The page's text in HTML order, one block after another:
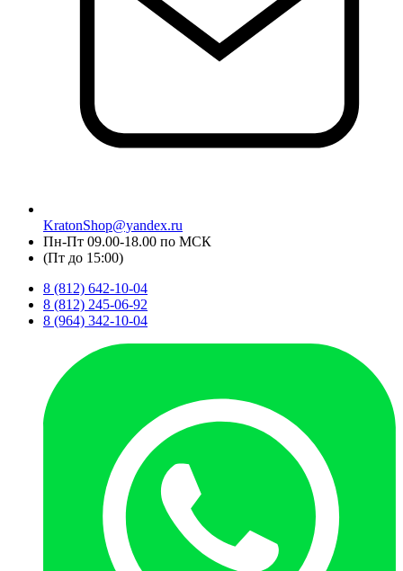
KratonShop@yandex.ru
Пн-Пт 09.00-18.00 по МСК
(Пт до 15:00)
8 (812) 642-10-04
8 (812) 245-06-92
8 (964) 342-10-04